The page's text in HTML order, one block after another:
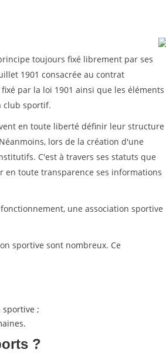
toujours fixé librement par ses
1901 consacrée au contrat
par la loi 1901 ainsi que les éléments
club sportif.
en toute liberté définir leur structure
lors de la création d'une
C'est à travers ses statuts que
en toute transparence ses informations
une association sportive
sportive sont nombreux. Ce
sportive ;
?